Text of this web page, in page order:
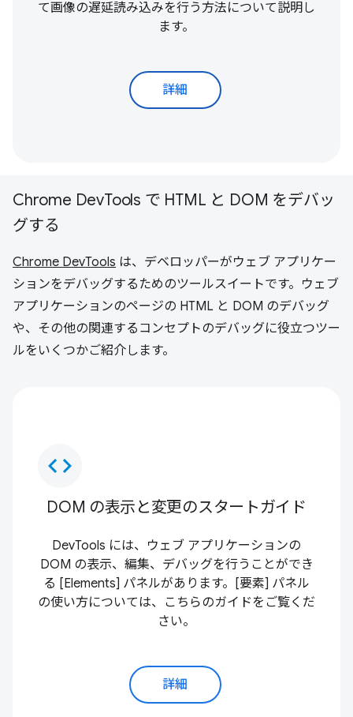
て画像の遅延読み込みを行う方法について説明し
ます。
詳細
Chrome DevTools で HTML と DOM をデバッ
グする
Chrome DevTools は、デベロッパーがウェブ アプリケー
ションをデバッグするためのツールスイートです。ウェブ
アプリケーションのページの HTML と DOM のデバッグ
や、その他の関連するコンセプトのデバッグに役立つツー
ルをいくつかご紹介します。
code
DOM の表示と変更のスタートガイド
DevTools には、ウェブ アプリケーションの
DOM の表示、編集、デバッグを行うことができ
る [Elements] パネルがあります。[要素] パネル
の使い方については、こちらのガイドをご覧くだ
さい。
詳細